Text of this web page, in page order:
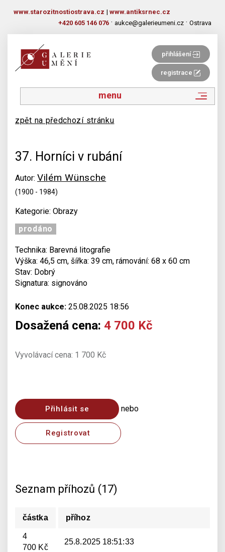
www.starozitnostiostrava.cz | www.antiksrnec.cz
+420 605 146 076 · aukce@galerieumeni.cz · Ostrava
přihlášení
registrace
menu
zpět na předchozí stránku
37. Horníci v rubání
Autor: Vilém Wünsche
(1900 - 1984)
Kategorie: Obrazy
prodáno
Technika: Barevná litografie
Výška: 46,5 cm, šířka: 39 cm, rámování: 68 x 60 cm
Stav: Dobrý
Signatura: signováno
Konec aukce: 25.08.2025 18:56
Dosažená cena: 4 700 Kč
Vyvolávací cena: 1 700 Kč
Přihlásit se nebo
Registrovat
Seznam příhozů (17)
částka příhoz
4
700 Kč
25.8.2025 18:51:33